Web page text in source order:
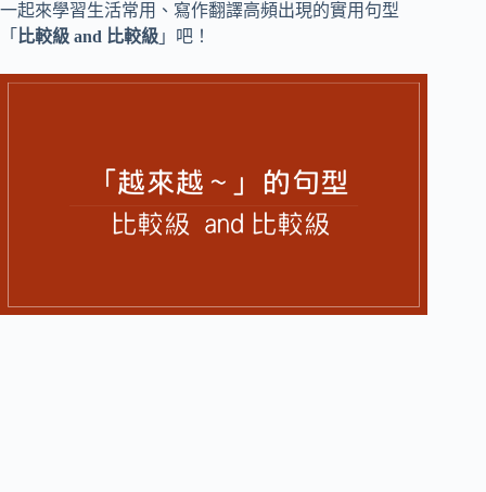
一起來學習生活常用、寫作翻譯高頻出現的實用句型
「 比較級 and 比較級 」吧！